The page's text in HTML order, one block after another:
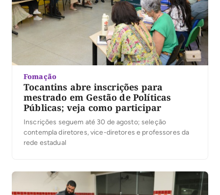
Fomação
Tocantins abre inscrições para
mestrado em Gestão de Políticas
Públicas; veja como participar
Inscrições seguem até 30 de agosto; seleção
contempla diretores, vice-diretores e professores da
rede estadual